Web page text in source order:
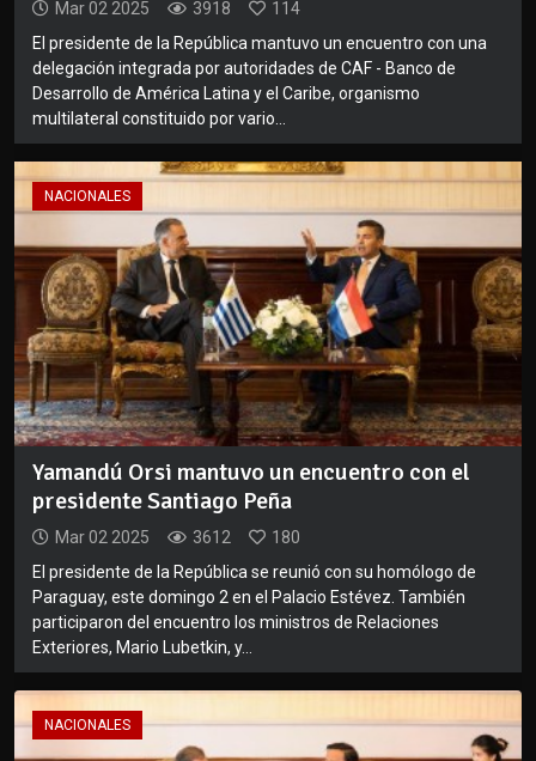
Mar 02 2025 3918
114
El presidente de la República mantuvo un encuentro con una
delegación integrada por autoridades de CAF - Banco de
Desarrollo de América Latina y el Caribe, organismo
multilateral constituido por vario...
NACIONALES
Yamandú Orsi mantuvo un encuentro con el
presidente Santiago Peña
Mar 02 2025 3612
180
El presidente de la República se reunió con su homólogo de
Paraguay, este domingo 2 en el Palacio Estévez. También
participaron del encuentro los ministros de Relaciones
Exteriores, Mario Lubetkin, y...
NACIONALES